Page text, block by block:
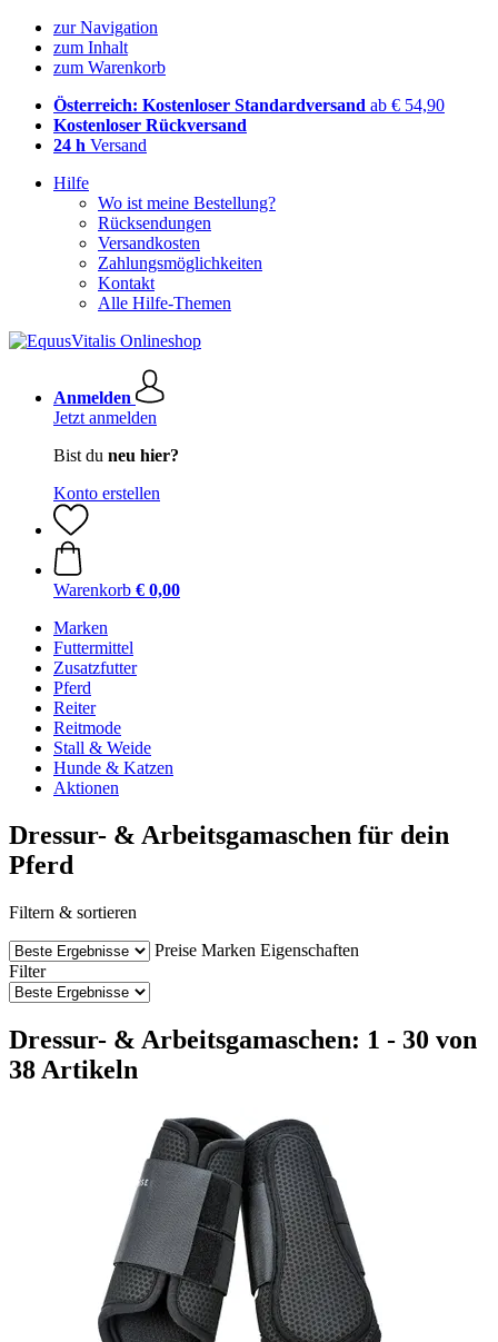
zur Navigation
zum Inhalt
zum Warenkorb
Österreich: Kostenloser Standardversand ab € 54,90
Kostenloser Rückversand
24 h Versand
Hilfe
Wo ist meine Bestellung?
Rücksendungen
Versandkosten
Zahlungsmöglichkeiten
Kontakt
Alle Hilfe-Themen
Anmelden
Jetzt anmelden
Bist du neu hier?
Konto erstellen
Warenkorb € 0,00
Marken
Futtermittel
Zusatzfutter
Pferd
Reiter
Reitmode
Stall & Weide
Hunde & Katzen
Aktionen
Dressur- & Arbeitsgamaschen für dein
Pferd
Filtern & sortieren
Preise Marken Eigenschaften
Filter
Dressur- & Arbeitsgamaschen: 1 - 30 von
38 Artikeln